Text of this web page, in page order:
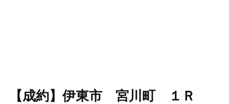
【成約】伊東市 宮川町 １Ｒ